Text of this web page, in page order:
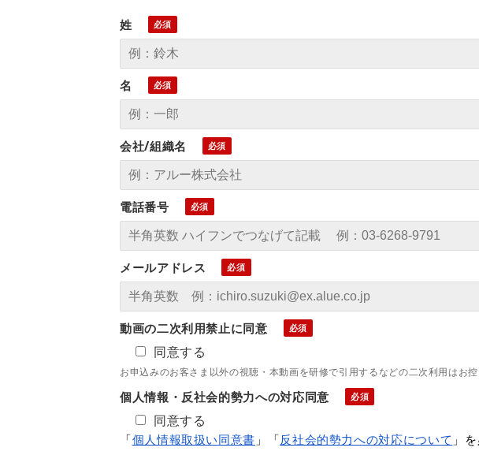
姓
名
会社/組織名
電話番号
メールアドレス
動画の二次利用禁止に同意
同意する
お申込みのお客さま以外の視聴・本動画を研修で引用するなどの二次利用はお控
個人情報・反社会的勢力への対応同意
同意する
「 個人情報取扱い同意書 」「 反社会的勢力への対応について 」